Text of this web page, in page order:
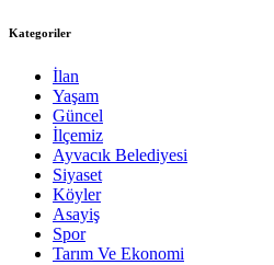
Kategoriler
İlan
Yaşam
Güncel
İlçemiz
Ayvacık Belediyesi
Siyaset
Köyler
Asayiş
Spor
Tarım Ve Ekonomi